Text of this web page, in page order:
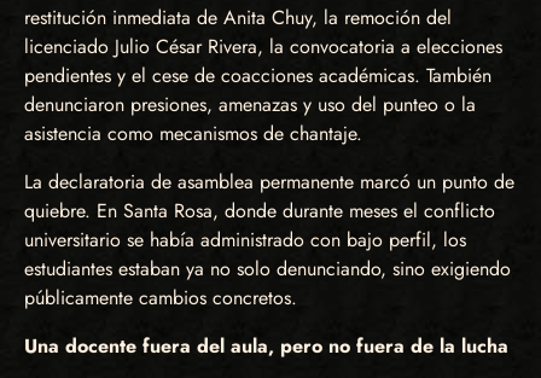
restitución inmediata de Anita Chuy, la remoción del
licenciado Julio César Rivera, la convocatoria a elecciones
pendientes y el cese de coacciones académicas. También
denunciaron presiones, amenazas y uso del punteo o la
asistencia como mecanismos de chantaje.
La declaratoria de asamblea permanente marcó un punto de
quiebre. En Santa Rosa, donde durante meses el conflicto
universitario se había administrado con bajo perfil, los
estudiantes estaban ya no solo denunciando, sino exigiendo
públicamente cambios concretos.
Una docente fuera del aula, pero no fuera de la lucha